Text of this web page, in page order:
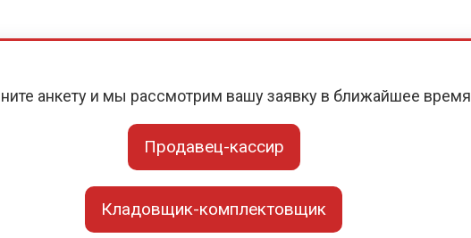
анкету и мы рассмотрим вашу заявку в ближайшее время
Продавец-кассир
Кладовщик-комплектовщик